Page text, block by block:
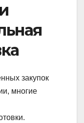
закупок
многие